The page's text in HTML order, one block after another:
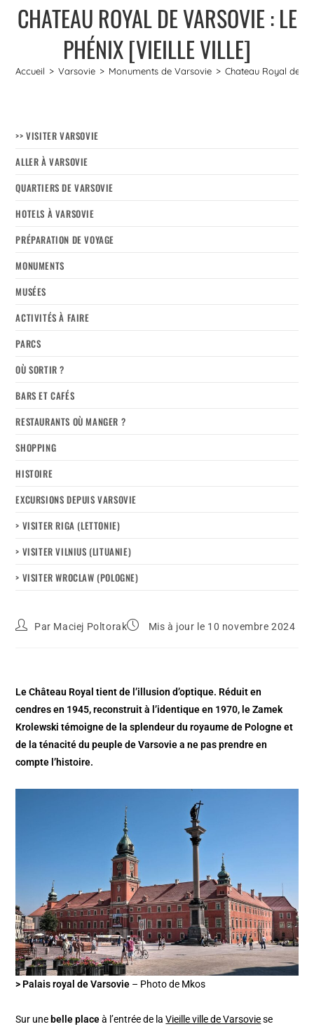
CHATEAU ROYAL DE VARSOVIE : LE
PHÉNIX [VIEILLE VILLE]
Accueil > Varsovie > Monuments de Varsovie > Chateau Royal de
>> VISITER VARSOVIE
ALLER À VARSOVIE
QUARTIERS DE VARSOVIE
HOTELS À VARSOVIE
PRÉPARATION DE VOYAGE
MONUMENTS
MUSÉES
ACTIVITÉS À FAIRE
PARCS
OÙ SORTIR ?
BARS ET CAFÉS
RESTAURANTS OÙ MANGER ?
SHOPPING
HISTOIRE
EXCURSIONS DEPUIS VARSOVIE
> VISITER RIGA (LETTONIE)
> VISITER VILNIUS (LITUANIE)
> VISITER WROCLAW (POLOGNE)
Par Maciej Poltorak Mis à jour le 10 novembre 2024
Le Château Royal tient de l’illusion d’optique. Réduit en
cendres en 1945, reconstruit à l’identique en 1970, le Zamek
Krolewski témoigne de la splendeur du royaume de Pologne et
de la ténacité du peuple de Varsovie a ne pas prendre en
compte l’histoire.
> Palais royal de Varsovie – Photo de Mkos
Sur une belle placeà l’entrée de laVieille ville de Varsoviese